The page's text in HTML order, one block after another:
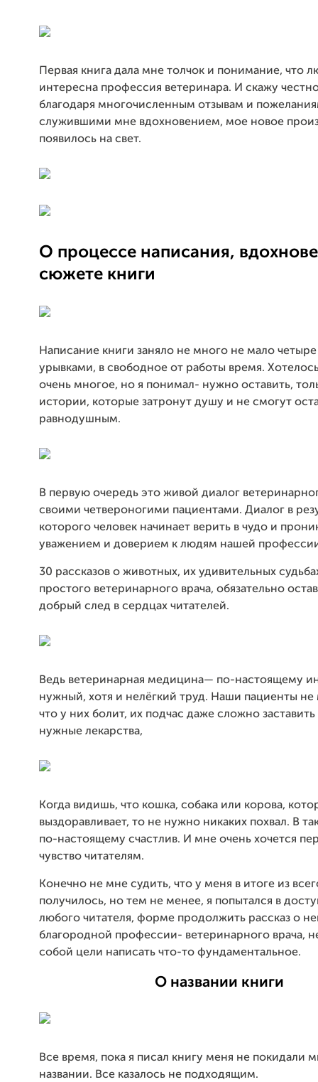
Первая книга дала мне толчок и понимание, что
интересна профессия ветеринара. И скажу
благодаря многочисленным отзывам и
служившими мне вдохновением, мое новое
появилось на свет.
О процессе написания,
сюжете книги
Написание книги заняло не много не мало
урывками, в свободное от работы время.
очень многое, но я понимал- нужно оставить,
истории, которые затронут душу и не смогут
равнодушным.
В первую очередь это живой диалог
своими четвероногими пациентами. Диалог в
которого человек начинает верить в чудо и
уважением и доверием к людям нашей
30 рассказов о животных, их удивительных
простого ветеринарного врача, обязательно
добрый след в сердцах читателей.
Ведь ветеринарная медицина— по-настоящему
нужный, хотя и нелёгкий труд. Наши пациенты не
что у них болит, их подчас даже сложно
нужные лекарства,
Когда видишь, что кошка, собака или корова,
выздоравливает, то не нужно никаких похвал. В
по-настоящему счастлив. И мне очень хочется
чувство читателям.
Конечно не мне судить, что у меня в итоге из
получилось, но тем не менее, я попытался в
любого читателя, форме продолжить рассказ о
благородной профессии- ветеринарного врача,
собой цели написать что-то фундаментальное.
О названии книги
Все время, пока я писал книгу меня не покидали
названии. Все казалось не подходящим.